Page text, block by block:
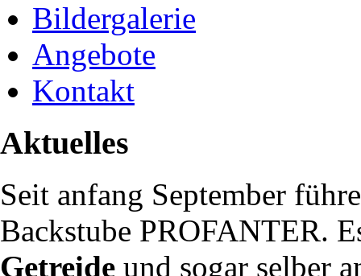
Bildergalerie
Angebote
Kontakt
Aktuelles
Seit anfang September
Backstube PROFANTER.
Getreide und sogar selber